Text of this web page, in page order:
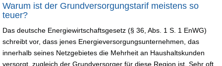
Warum ist der Grundversorgungstarif meistens so
teuer?
Das deutsche Energiewirtschaftsgesetz (§ 36, Abs. 1 S. 1 EnWG)
schreibt vor, dass jenes Energieversorgungsunternehmen, das
innerhalb seines Netzgebietes die Mehrheit an Haushaltskunden
versorgt, zugleich der Grundversorger für diese Region ist. Sehr oft